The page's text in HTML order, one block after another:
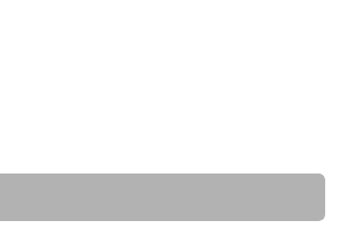
Cadeiras- Kravo 26